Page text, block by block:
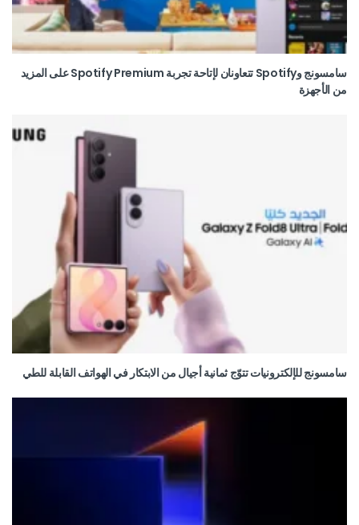
سامسونج وSpotify تتعاونان لإتاحة تجربة Spotify Premium على المزيد
من الأجهزة
سامسونج للإلكترونيات تتوّج ثمانية أجيال من الابتكار في الهواتف القابلة للطي